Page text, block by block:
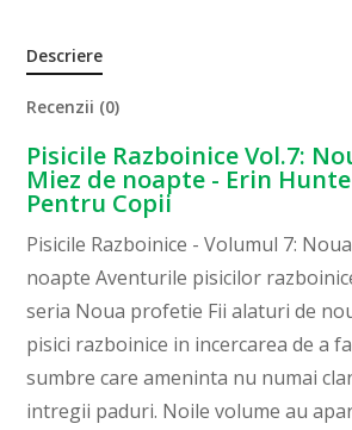
Descriere
Recenzii (0)
Pisicile Razboinice Vol.7:
Miez de noapte - Erin
Pentru Copii
Pisicile Razboinice - Volumul 7:
noapte Aventurile pisicilor
seria Noua profetie Fii alaturi de
pisici razboinice in incercarea de a
sumbre care ameninta nu numai
intregii paduri. Noile volume au